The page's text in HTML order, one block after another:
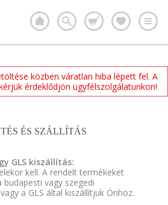
közben váratlan hiba lépett fel. A
érdeklődjön ügyfélszolgálatunkon!
ÉS SZÁLLÍTÁS
GLS kiszállítás:
kell. A rendelt termékeket
vagy szegedi
a GLS által kiszállítjuk Önhöz.